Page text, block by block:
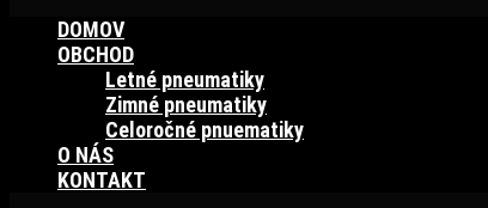
DOMOV
OBCHOD
Letné pneumatiky
Zimné pneumatiky
Celoročné pnuematiky
O NÁS
KONTAKT